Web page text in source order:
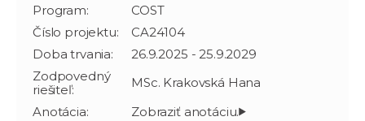
Program:
COST
Číslo projektu:
CA24104
Doba trvania:
26.9.2025 - 25.9.2029
Zodpovedný
riešiteľ:
MSc. Krakovská Hana
Anotácia: